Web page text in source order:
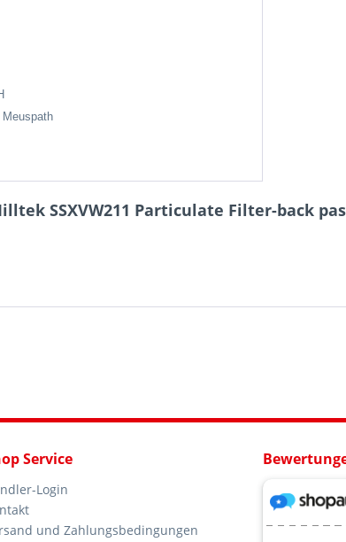
SSXVW211 Particulate Filter-back
Service
Login
und Zahlungsbedingungen